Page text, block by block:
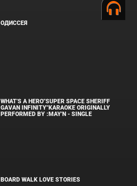
ОДИССЕЯ
WHAT'S A HERO"SUPER SPACE SHERIFF
GAVAN INFINITY"KARAOKE ORIGINALLY
PERFORMED BY :MAY'N - SINGLE
BOARD WALK LOVE STORIES